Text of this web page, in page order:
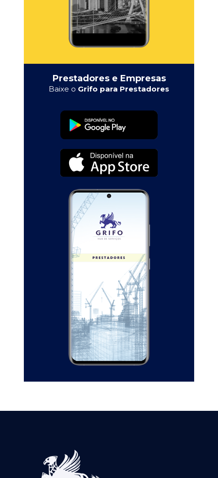
Prestadores e Empresas
Baixe o Grifo para Prestadores